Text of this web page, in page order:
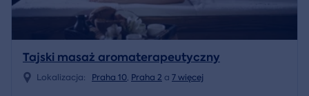
Tajski masaż aromaterapeutyczny
Lokalizacja: Praha 10, Praha 2 a 7 więcej